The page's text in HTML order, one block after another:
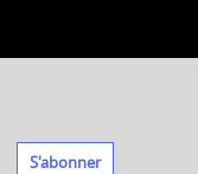
S'abonner